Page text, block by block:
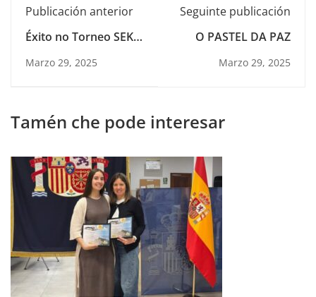
Publicación anterior
Éxito no Torneo SEK
Marzo 29, 2025
Seguinte publicación
O PASTEL DA PAZ
Marzo 29, 2025
Tamén che pode interesar